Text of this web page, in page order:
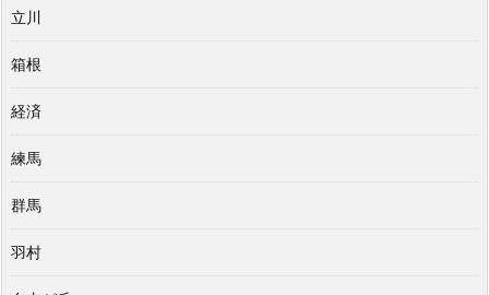
立川
箱根
経済
練馬
群馬
羽村